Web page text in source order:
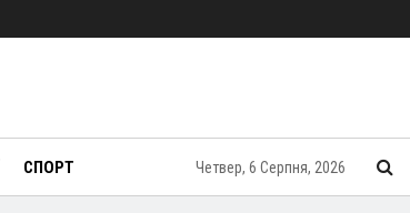
СПОРТ Четвер, 6 Серпня, 2026